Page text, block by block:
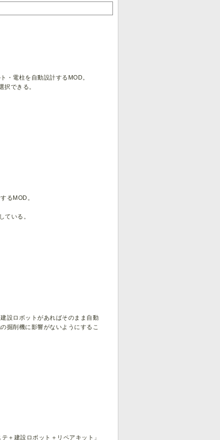
・電柱を自動設計するMOD。
択できる。
るMOD。
ている。
設ロボットがあればそのまま自動
掘削機に影響がないようにするこ
＋建設ロボット＋リペアキット」